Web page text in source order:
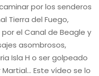
por los senderos
Tierra del Fuego,
el Canal de Beagle y
asombrosos,
Isla H o ser golpeado
Este vídeo se lo